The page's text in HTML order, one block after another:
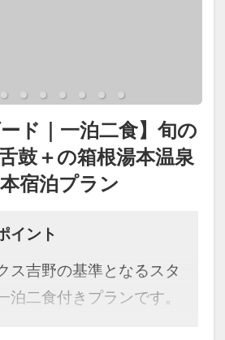
お子様(小学生)・幼児(未
歳)･乳児(2-0歳)がいらっ
、ご年齢を教えて下さ
寝の方無料につき人数含
に年齢と人数(例:2歳ｘ1
します
呂では箱根の自然を感じ
滞在中何度でも温泉をお
だけます。
客室をご予約の場合はお
成分の温泉をご利用可能
風呂】
ン貸切風呂『雲』『星』
初日と同じものとなり
況により内容が変わる
います。
ード｜一泊二食】旬の
鼓＋の箱根湯本温泉
宿泊プラン
イント
ス吉野の基準となるスタ
泊二食付きプランです。